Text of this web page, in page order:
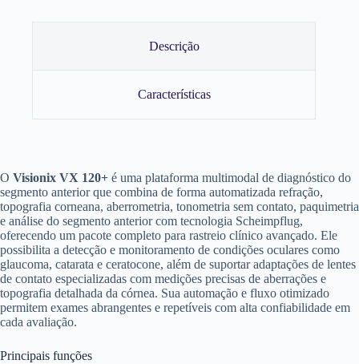
Descrição
Características
O Visionix VX 120+ é uma plataforma multimodal de diagnóstico do
segmento anterior que combina de forma automatizada refração,
topografia corneana, aberrometria, tonometria sem contato, paquimetria
e análise do segmento anterior com tecnologia Scheimpflug,
oferecendo um pacote completo para rastreio clínico avançado. Ele
possibilita a detecção e monitoramento de condições oculares como
glaucoma, catarata e ceratocone, além de suportar adaptações de lentes
de contato especializadas com medições precisas de aberrações e
topografia detalhada da córnea. Sua automação e fluxo otimizado
permitem exames abrangentes e repetíveis com alta confiabilidade em
cada avaliação.
Principais funções